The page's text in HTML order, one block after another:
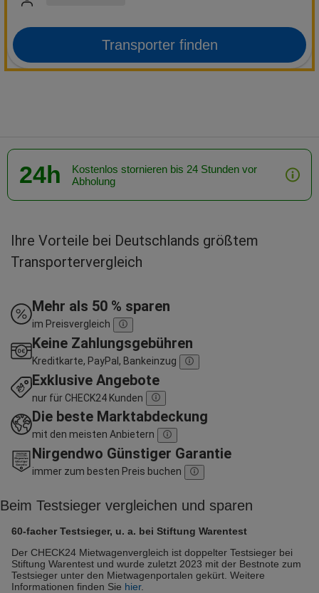
Transporter finden
24h
Kostenlos stornieren bis 24 Stunden vor
Abholung
Ihre Vorteile bei Deutschlands größtem
Transportervergleich
Mehr als 50 % sparen
im Preisvergleich
Keine Zahlungsgebühren
Kreditkarte, PayPal, Bankeinzug
Exklusive Angebote
nur für CHECK24 Kunden
Die beste Marktabdeckung
mit den meisten Anbietern
Nirgendwo Günstiger Garantie
immer zum besten Preis buchen
Beim Testsieger vergleichen und sparen
60-facher Testsieger, u. a. bei Stiftung Warentest
Der CHECK24 Mietwagenvergleich ist doppelter Testsieger bei
Stiftung Warentest und wurde zuletzt 2023 mit der Bestnote zum
Testsieger unter den Mietwagenportalen gekürt. Weitere
Informationen finden Sie hier.